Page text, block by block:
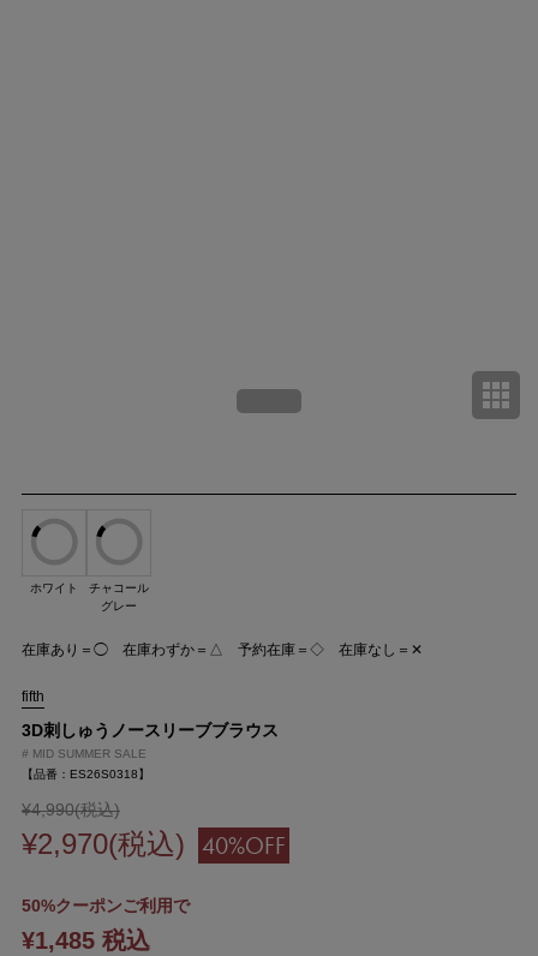
ホワイト
チャコール
グレー
在庫あり＝◯ 在庫わずか＝△ 予約在庫＝◇ 在庫なし＝✕
fifth
3D刺しゅうノースリーブブラウス
# MID SUMMER SALE
【品番：ES26S0318】
¥4,990(税込)
¥2,970(税込) 40%OFF
50%クーポンご利用で
¥1,485 税込